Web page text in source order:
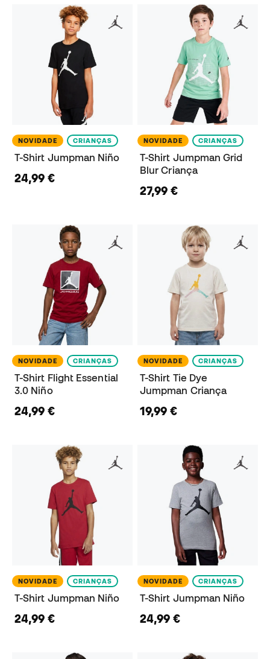
NOVIDADE CRIANÇAS
T-Shirt Jumpman Niño
24,99 €
NOVIDADE CRIANÇAS
T-Shirt Jumpman Grid
Blur Criança
27,99 €
NOVIDADE CRIANÇAS
T-Shirt Flight Essential
3.0 Niño
24,99 €
NOVIDADE CRIANÇAS
T-Shirt Tie Dye
Jumpman Criança
19,99 €
NOVIDADE CRIANÇAS
T-Shirt Jumpman Niño
24,99 €
NOVIDADE CRIANÇAS
T-Shirt Jumpman Niño
24,99 €